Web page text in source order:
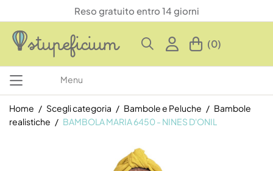
Reso gratuito entro 14 giorni
(0)
Menu
Home Scegli categoria Bambole e Peluche
Bambole
realistiche
BAMBOLA MARIA 6450 - NINES D'ONIL